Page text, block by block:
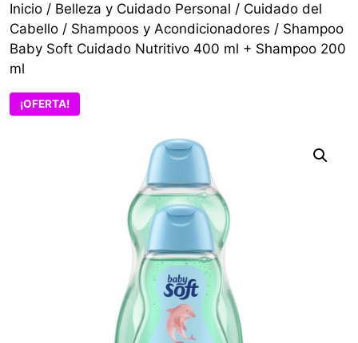
Inicio / Belleza y Cuidado Personal / Cuidado del
Cabello / Shampoos y Acondicionadores / Shampoo
Baby Soft Cuidado Nutritivo 400 ml + Shampoo 200
ml
¡OFERTA!